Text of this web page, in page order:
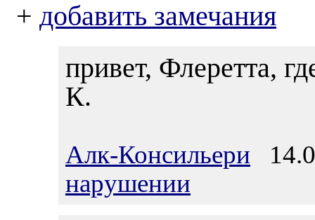
+ добавить замечания
привет, Флеретта,
К.
Алк-Консильери
нарушении